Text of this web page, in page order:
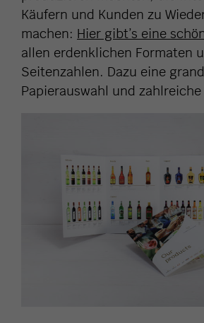
Käufern und Kunden zu
machen: Hier gibt’s eine
allen erdenklichen Formaten
Seitenzahlen. Dazu eine
Papierauswahl und